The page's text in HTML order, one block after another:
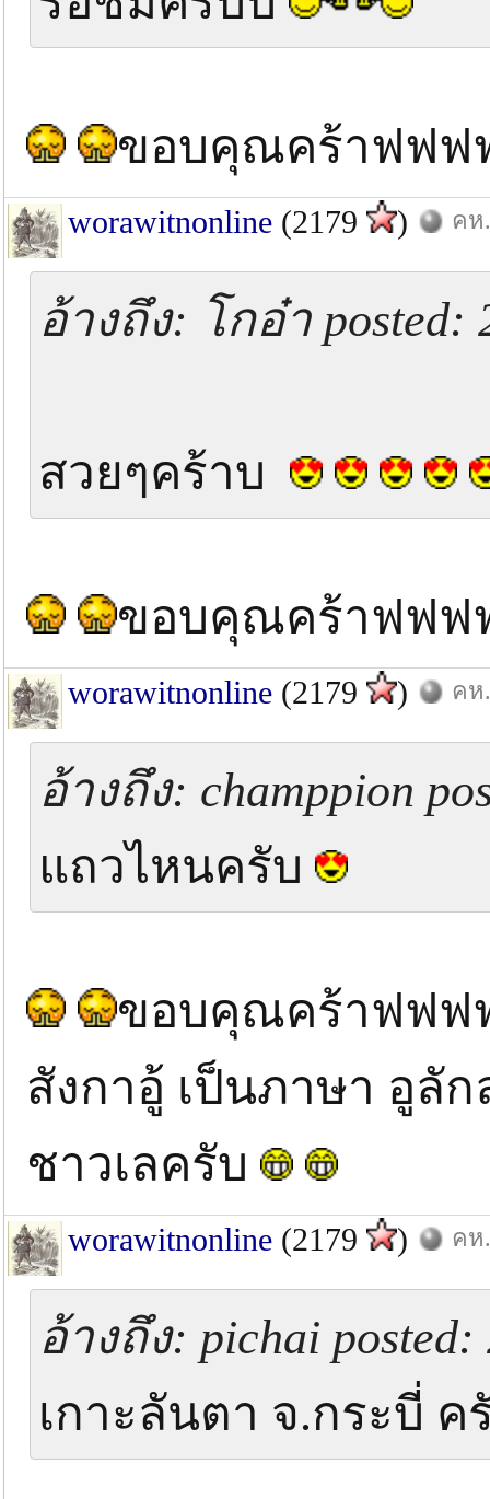
ขอบคุณคร้าฟฟ
worawitnonline (2179 ) คห
อ้างถึง: โกอ๋า posted:
สวยๆคร้าบ
ขอบคุณคร้าฟฟ
worawitnonline (2179 ) คห
อ้างถึง: champpion
แถวไหนครับ
ขอบคุณคร้าฟฟฟ
สังกาอู้ เป็นภาษา อูลั
ชาวเลครับ
worawitnonline (2179 ) คห
อ้างถึง: pichai
เกาะลันตา จ.กระบี่ ค